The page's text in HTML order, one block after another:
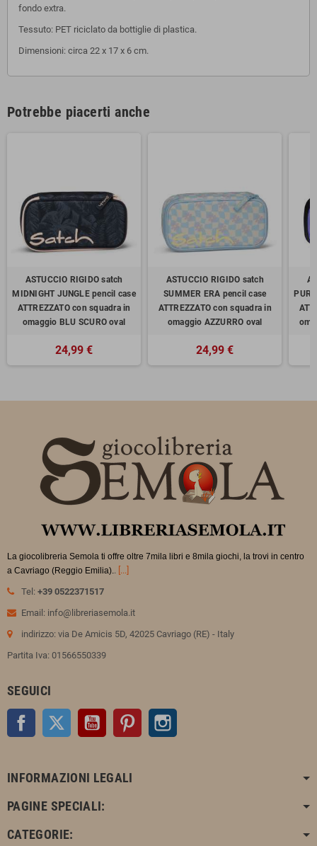
fondo extra.
Tessuto: PET riciclato da bottiglie di plastica.
Dimensioni: circa 22 x 17 x 6 cm.
Potrebbe piacerti anche
ASTUCCIO RIGIDO satch
MIDNIGHT JUNGLE pencil case
ATTREZZATO con squadra in
omaggio BLU SCURO oval
24,99 €
ASTUCCIO RIGIDO satch
SUMMER ERA pencil case
ATTREZZATO con squadra in
omaggio AZZURRO oval
24,99 €
La giocolibreria Semola ti offre oltre 7mila libri e 8mila giochi, la trovi in centro
a Cavriago (Reggio Emilia).. [...]
Tel: +39 0522371517
Email: info@libreriasemola.it
indirizzo: via De Amicis 5D, 42025 Cavriago (RE) - Italy
Partita Iva: 01566550339
SEGUICI
Facebook Twitter YouTube Pinterest
INFORMAZIONI LEGALI
PAGINE SPECIALI:
CATEGORIE: